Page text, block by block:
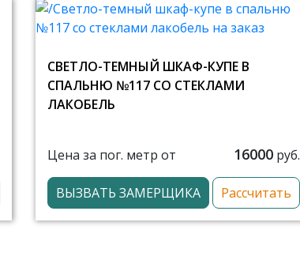
СВЕТЛО-ТЕМНЫЙ ШКАФ-КУПЕ В
СПАЛЬНЮ №117 СО СТЕКЛАМИ
ЛАКОБЕЛЬ
Цена за пог. метр от 16000 руб.
ВЫЗВАТЬ ЗАМЕРЩИКА Рассчитать